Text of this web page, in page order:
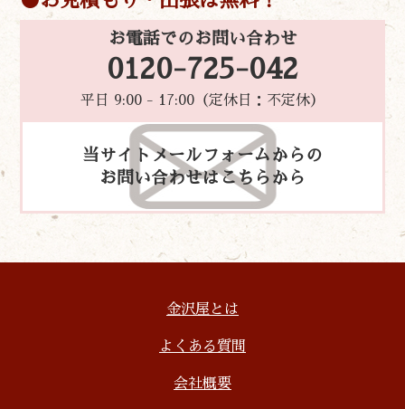
お電話でのお問い合わせ
0120-725-042
平日 9:00 - 17:00（定休日：不定休）
当サイトメールフォームからの
お問い合わせはこちらから
金沢屋とは
よくある質問
会社概要